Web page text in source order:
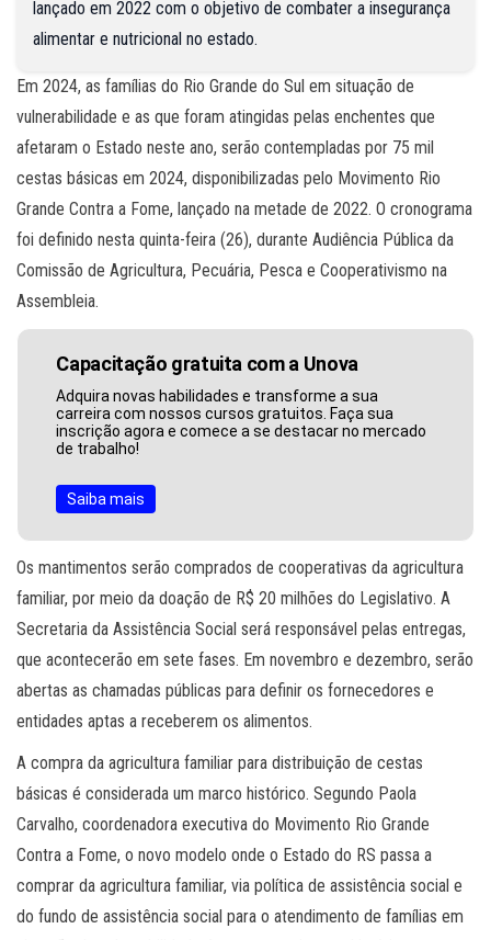
lançado em 2022 com o objetivo de combater a insegurança
alimentar e nutricional no estado.
Em 2024, as famílias do Rio Grande do Sul em situação de
vulnerabilidade e as que foram atingidas pelas enchentes que
afetaram o Estado neste ano, serão contempladas por 75 mil
cestas básicas em 2024, disponibilizadas pelo Movimento Rio
Grande Contra a Fome, lançado na metade de 2022. O cronograma
foi definido nesta quinta-feira (26), durante Audiência Pública da
Comissão de Agricultura, Pecuária, Pesca e Cooperativismo na
Assembleia.
Capacitação gratuita com a Unova
Adquira novas habilidades e transforme a sua
carreira com nossos cursos gratuitos. Faça sua
inscrição agora e comece a se destacar no mercado
de trabalho!
Saiba mais
Os mantimentos serão comprados de cooperativas da agricultura
familiar, por meio da doação de R$ 20 milhões do Legislativo. A
Secretaria da Assistência Social será responsável pelas entregas,
que acontecerão em sete fases. Em novembro e dezembro, serão
abertas as chamadas públicas para definir os fornecedores e
entidades aptas a receberem os alimentos.
A compra da agricultura familiar para distribuição de cestas
básicas é considerada um marco histórico. Segundo Paola
Carvalho, coordenadora executiva do Movimento Rio Grande
Contra a Fome, o novo modelo onde o Estado do RS passa a
comprar da agricultura familiar, via política de assistência social e
do fundo de assistência social para o atendimento de famílias em